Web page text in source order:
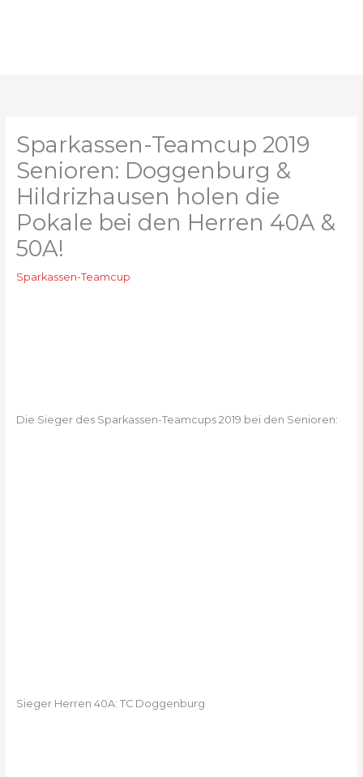
Sparkassen-Teamcup 2019
Senioren: Doggenburg &
Hildrizhausen holen die
Pokale bei den Herren 40A &
50A!
Sparkassen-Teamcup
Die Sieger des Sparkassen-Teamcups 2019 bei den Senioren:
Sieger Herren 40A: TC Doggenburg